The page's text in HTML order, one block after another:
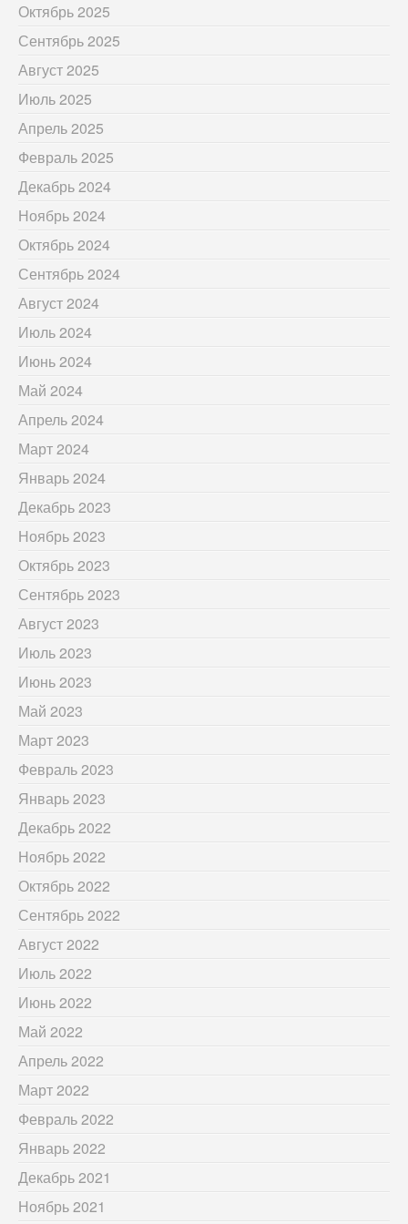
Октябрь 2025
Сентябрь 2025
Август 2025
Июль 2025
Апрель 2025
Февраль 2025
Декабрь 2024
Ноябрь 2024
Октябрь 2024
Сентябрь 2024
Август 2024
Июль 2024
Июнь 2024
Май 2024
Апрель 2024
Март 2024
Январь 2024
Декабрь 2023
Ноябрь 2023
Октябрь 2023
Сентябрь 2023
Август 2023
Июль 2023
Июнь 2023
Май 2023
Март 2023
Февраль 2023
Январь 2023
Декабрь 2022
Ноябрь 2022
Октябрь 2022
Сентябрь 2022
Август 2022
Июль 2022
Июнь 2022
Май 2022
Апрель 2022
Март 2022
Февраль 2022
Январь 2022
Декабрь 2021
Ноябрь 2021